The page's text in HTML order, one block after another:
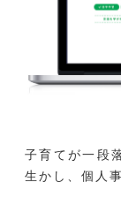
子育てが一段
生かし、個人